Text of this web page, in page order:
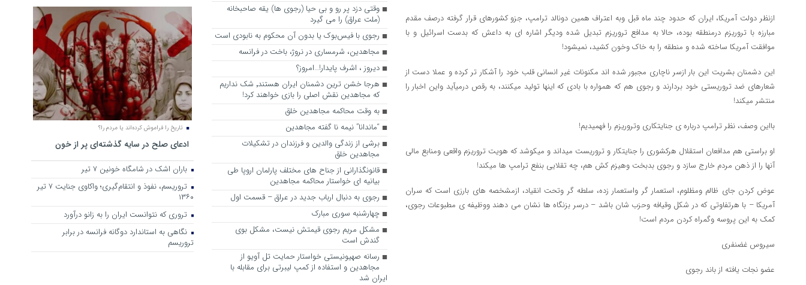
ازنظر دولت آمریکا، ایران که حدود چند ماه قبل وبه اعتراف همین دونالد ترامپ، جزو کشورهای قرار گرفته درصف مقدم
مبارزه با تروریزم درمنطقه بوده، حالا به مدافع تروریزم تبدیل شده ودیگر اشاره ای به داعش که بدست اسرائیل و با
موافقت آمریکا ساخته شده و منطقه را به خاک وخون کشید، نمیشود!
این دشمنان بشریت این بار ازسر ناچاری مجبور شده اند مکنونات غیر انسانی قلب خود را آشکار تر کرده و عملا دست از
شعارهای ضد تروریستی خود بردارند و رجوی هم که همواره با بادی که اینها تولید میکنند، به رقص درمیآید واین اخبار را
منتشر میکند!
بااین وصف، نظر ترامپ درباره ی جنایتکاری وتروریزم را فهمیدیم!
او براستی هم مدافعان استقلال هرکشوری را جنایتکار و تروریست میداند و میکوشد که هویت تروریزم واقعی ومنابع مالی
آنها را از ذهن مردم خارج سازد و رجوی بدبخت وهیزم کش هم، چه تقلایی بنفع ترامپ ها میکند!
عوض کردن جای ظالم ومظلوم، استعمار گر واستعمار زده، سلطه گر وتحت انقیاد، ازمشخصه های بارزی است که سران
آمریکا – با هرتفاوتی که در شکل وقیافه وحزب شان باشد – درسر بزنگاه ها نشان می دهند ووظیفه ی مطبوعات رجوی،
کمک به این پروسه وگمراه کردن مردم است!
سیروس غضنفری
عضو نجات یافته از باند رجوی
وقتی دزد پر رو و بی حیا (رجوی ها) یقه صاحبخانه
(ملت عراق) را می گیرد
رجوی با فیس‌بوک یا بدون آن محکوم به نابودی است
مجاهدین، شرم‎ساری در نروژ، باخت در فرانسه
ديروز ، اشرف پايدار!…امروز؟
هرجا خشن ترین دشمنان ایران هستند٬ شک نداریم
که مجاهدین نقش اصلی را بازی خواهند کرد!
به وقت محاکمه مجاهدین خلق
“ماندانا” نیمه نا گفته مجاهدین
برشی از زندگی والدین و فرزندان در تشکیلات
مجاهدین خلق
قانونگذارانی از جناح های مختلف پارلمان اروپا طی
بیانیه ای خواستار محاکمه مجاهدین
رجوی به دنبال ارباب جدید در عراق – قسمت اول
چهارشنبه سوری مبارک
مشکل مریم رجوی قیمتش نیست، مشکل بوی
گندش است
رسانه صهیونیستی خواستار حمایت تل آویو از
مجاهدین و استفاده از کمپ لیبرتی برای مقابله با
ایران شد
تاریخ را فراموش کرده‌اند یا مردم را؟
ادعای صلح در سایه گذشته‌ای پر از خون
باران اشک در شامگاه خونین 7 تیر
تروریسم، نفوذ و انتقام‌گیری؛ واکاوی جنایت ۷ تیر
۱۳۶۰
تروری که نتوانست ایران را به زانو درآورد
نگاهی به استاندارد دوگانه فرانسه در برابر
تروریسم